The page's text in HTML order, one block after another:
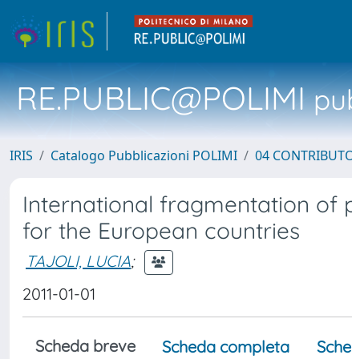
RE.PUBLIC@POLIMI
IRIS Catalogo Pubblicazioni POLIMI 04
International fragmentation of
for the European countries
TAJOLI, LUCIA;
2011-01-01
Scheda breve Scheda completa